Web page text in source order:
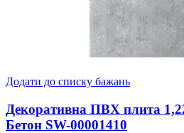
Додати до списку бажань
Декоративна ПВХ плита
Бетон SW-00001410